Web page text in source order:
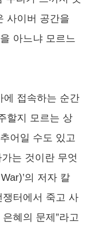
사이버 공간을
아느냐 모르느
에 접속하는 순간
할지 모르는 상
어일 수도 있고
는 것이란 무엇
의 저자 칼
쟁터에서 죽고 사
혜의 문제”라고